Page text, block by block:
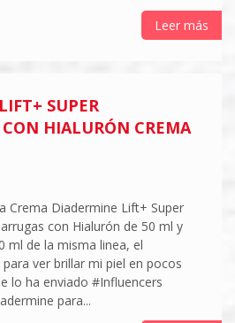
Leer más
SUPER
HIALURÓN CREMA
Crema Diadermine Lift+ Super
con Hialurón de 50 ml y
ml de la misma linea, el
ver brillar mi piel en pocos
lo ha enviado #Influencers
para...